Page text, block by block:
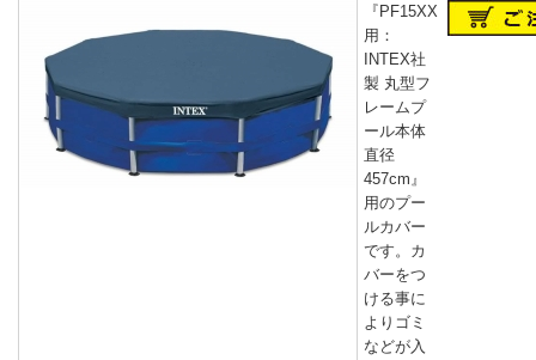
『PF15XX
用：
INTEX社
製 丸型フ
レームプ
ール本体
直径
457cm』
用のプー
ルカバー
です。カ
バーをつ
ける事に
よりゴミ
などが入